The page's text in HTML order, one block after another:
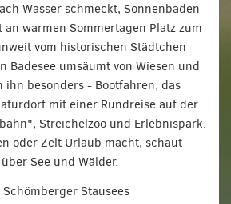
Wasser schmeckt, Sonnenbaden
warmen Sommertagen Platz zum
vom historischen Städtchen
Badesee umsäumt von Wiesen und
ihn besonders - Bootfahren, das
mit einer Rundreise auf der
Streichelzoo und Erlebnispark.
oder Zelt Urlaub macht, schaut
See und Wälder.
Stausees